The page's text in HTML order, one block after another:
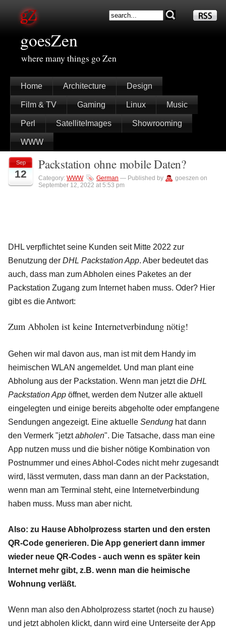
goesZen
where many things go Zen
Home Architecture Design
Film & TV Gaming Linux Music
Perl SatelliteImages Showrooming
WWW
Sep
12
Packstation ohne mobile Daten?
Category: WWW German — Published by
goeszen on
September 12, 2022 at 5:53 pm
DHL verpflichtet seine Kunden seit Mitte 2022 zur
Benutzung der DHL Packstation App. Aber bedeutet das
auch, dass man zum Abholen eines Paketes an der
Packstation Zugang zum Internet haben muss. Oder? Hier
gibt es die Antwort:
Zum Abholen ist keine Internetverbindung nötig!
Gehen wir mal davon aus, man ist mit dem Handy im
heimischen WLAN angemeldet. Und man plant eine
Abholung aus der Packstation. Wenn man jetzt die DHL
Packstation App öffnet, werden dem Nutzer alle aktuell
eingelegten und einige bereits abgeholte oder empfangene
Sendungen angezeigt. Eine aktuelle Sendung hat dann
den Vermerk "jetztabholen". Die Tatsache, dass man eine
App nutzen muss und die bisher nötige Kombination von
Postnummer und eines Abhol-Codes nicht mehr zugesandt
wird, lässt vermuten, dass man dann an der Packstation,
wenn man am Terminal steht, eine Internetverbindung
haben muss. Muss man aber nicht.
Also: zu Hause Abholprozess starten und den ersten
QR-Code generieren. Die App generiert dann immer
wieder neue QR-Codes - auch wenn es später kein
Internet mehr gibt, z.B. wenn man die heimische
Wohnung verläßt.
Wenn man also den Abholprozess startet (noch zu hause)
und jetzt abholen klickt, dann wird eine Unterseite der App